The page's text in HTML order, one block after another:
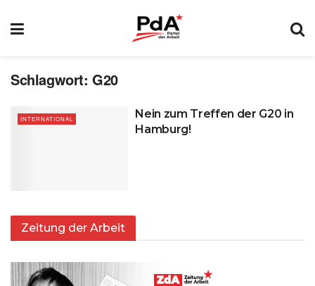
Schlagwort:G20
INTERNATIONAL
Nein zum Treffen der G20 in
Hamburg!
Zeitung der Arbeit